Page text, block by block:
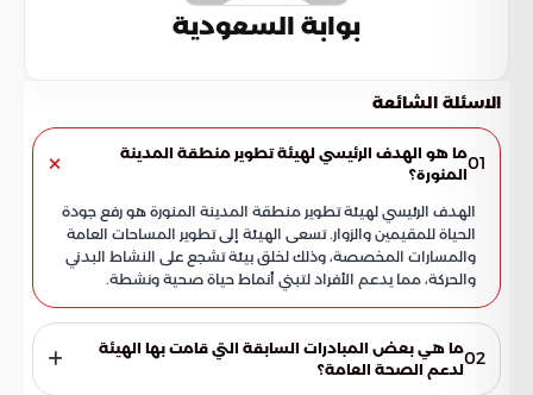
بوابة السعودية
الاسئلة الشائعة
01ما هو الهدف الرئيسي لهيئة تطوير منطقة المدينة
المنورة؟
الهدف الرئيسي لهيئة تطوير منطقة المدينة المنورة هو رفع جودة
الحياة للمقيمين والزوار. تسعى الهيئة إلى تطوير المساحات العامة
والمسارات المخصصة، وذلك لخلق بيئة تشجع على النشاط البدني
والحركة، مما يدعم الأفراد لتبني أنماط حياة صحية ونشطة.
02ما هي بعض المبادرات السابقة التي قامت بها الهيئة
لدعم الصحة العامة؟